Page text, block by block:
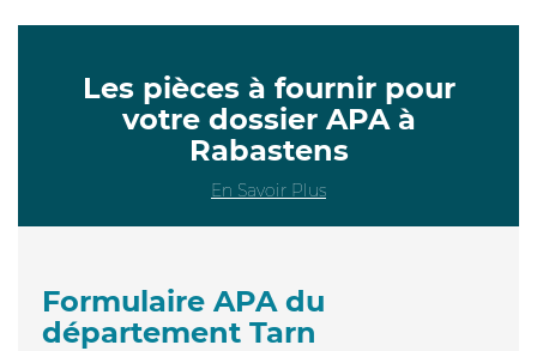
Les pièces à fournir pour
votre dossier APA à
Rabastens
En Savoir Plus
Formulaire APA du
département Tarn